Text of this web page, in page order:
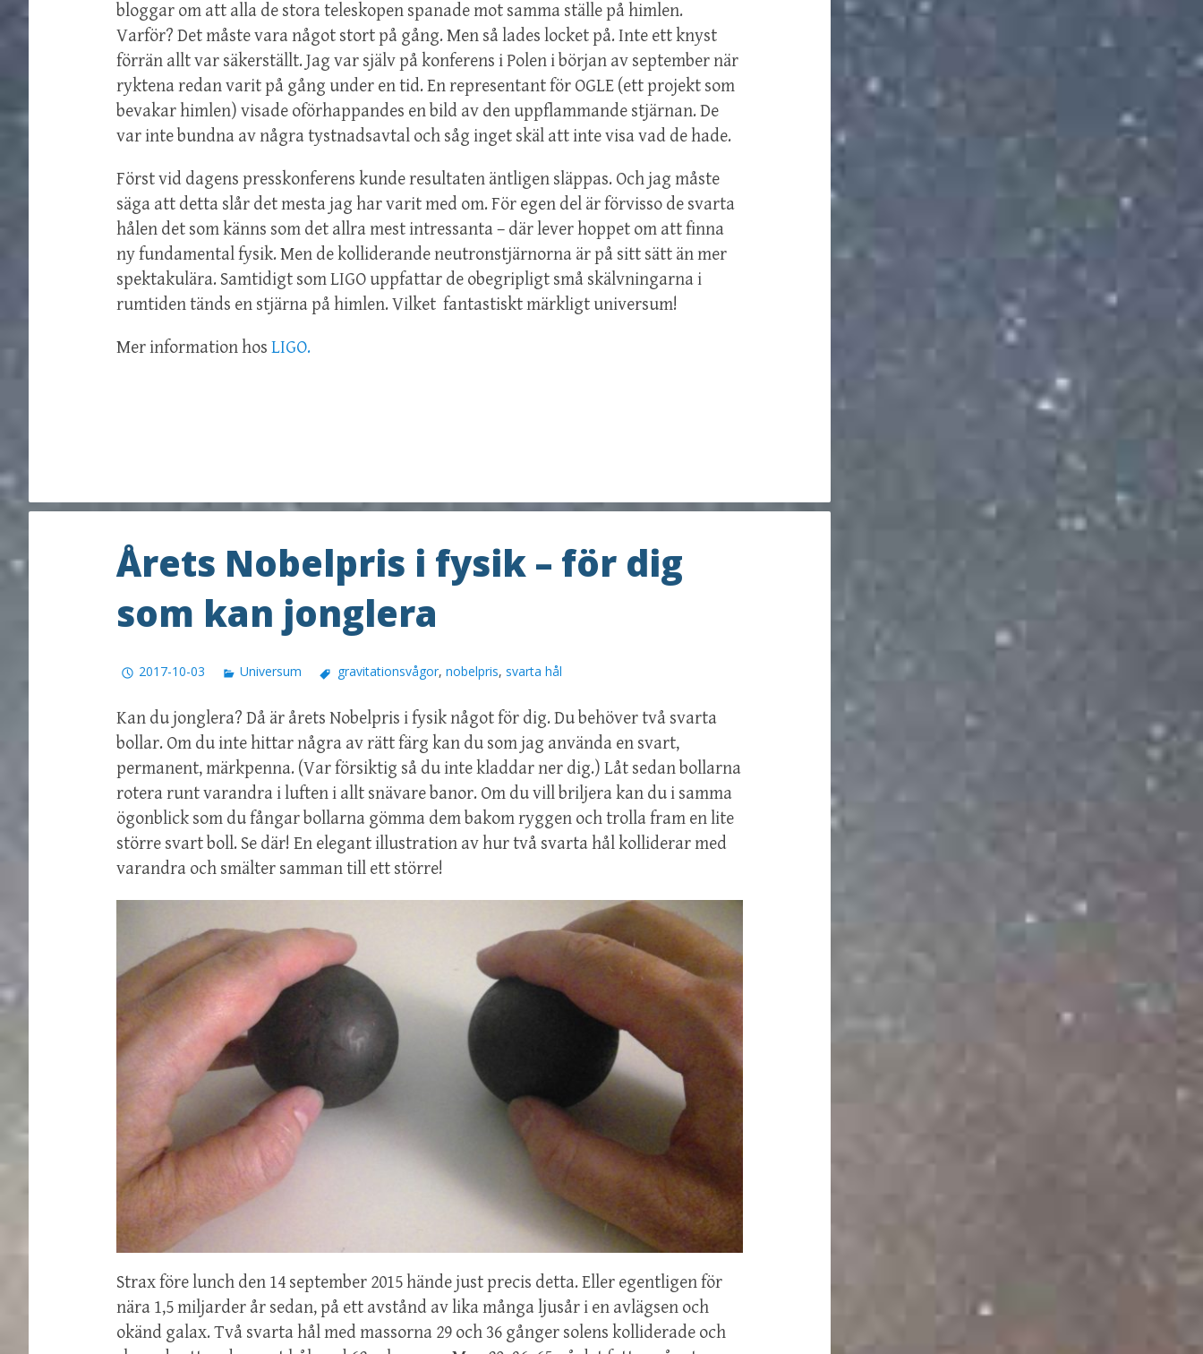
bloggar om att alla de stora teleskopen spanade mot samma ställe på himlen.
Varför? Det måste vara något stort på gång. Men så lades locket på. Inte ett knyst
förrän allt var säkerställt. Jag var själv på konferens i Polen i början av september när
ryktena redan varit på gång under en tid. En representant för OGLE (ett projekt som
bevakar himlen) visade oförhappandes en bild av den uppflammande stjärnan. De
var inte bundna av några tystnadsavtal och såg inget skäl att inte visa vad de hade.
Först vid dagens presskonferens kunde resultaten äntligen släppas. Och jag måste
säga att detta slår det mesta jag har varit med om. För egen del är förvisso de svarta
hålen det som känns som det allra mest intressanta – där lever hoppet om att finna
ny fundamental fysik. Men de kolliderande neutronstjärnorna är på sitt sätt än mer
spektakulära. Samtidigt som LIGO uppfattar de obegripligt små skälvningarna i
rumtiden tänds en stjärna på himlen. Vilket fantastiskt märkligt universum!
Mer information hos LIGO.
Årets Nobelpris i fysik – för dig
som kan jonglera
2017-10-03 Universum gravitationsvågor, nobelpris, svarta hål
Kan du jonglera? Då är årets Nobelpris i fysik något för dig. Du behöver två svarta
bollar. Om du inte hittar några av rätt färg kan du som jag använda en svart,
permanent, märkpenna. (Var försiktig så du inte kladdar ner dig.) Låt sedan bollarna
rotera runt varandra i luften i allt snävare banor. Om du vill briljera kan du i samma
ögonblick som du fångar bollarna gömma dem bakom ryggen och trolla fram en lite
större svart boll. Se där! En elegant illustration av hur två svarta hål kolliderar med
varandra och smälter samman till ett större!
Strax före lunch den 14 september 2015 hände just precis detta. Eller egentligen för
nära 1,5 miljarder år sedan, på ett avstånd av lika många ljusår i en avlägsen och
okänd galax. Två svarta hål med massorna 29 och 36 gånger solens kolliderade och